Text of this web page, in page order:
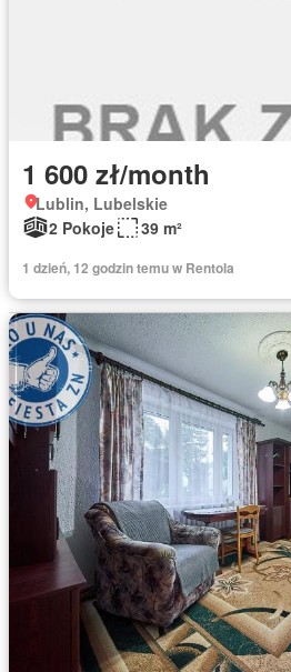
1 600 zł/month
Lublin, Lubelskie
2 Pokoje
39 m²
1 dzień, 12 godzin temu w Rentola